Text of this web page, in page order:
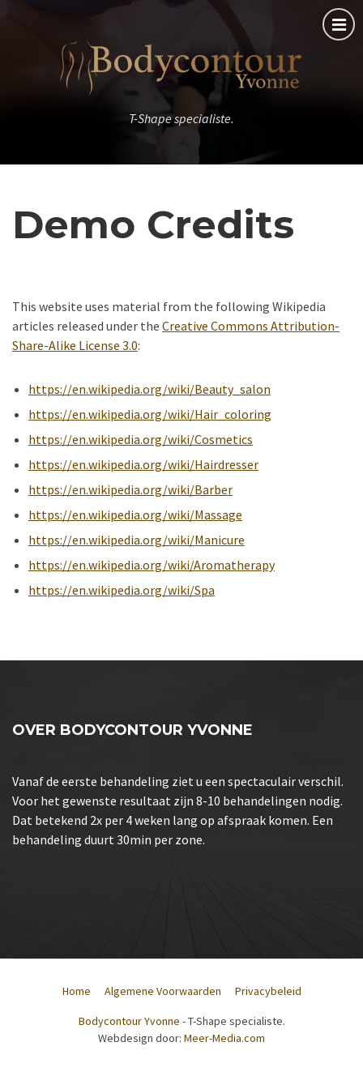
T-Shape specialiste.
Demo Credits
This website uses material from the following Wikipedia
articles released under the Creative Commons Attribution-
Share-Alike License 3.0:
https://en.wikipedia.org/wiki/Beauty_salon
https://en.wikipedia.org/wiki/Hair_coloring
https://en.wikipedia.org/wiki/Cosmetics
https://en.wikipedia.org/wiki/Hairdresser
https://en.wikipedia.org/wiki/Barber
https://en.wikipedia.org/wiki/Massage
https://en.wikipedia.org/wiki/Manicure
https://en.wikipedia.org/wiki/Aromatherapy
https://en.wikipedia.org/wiki/Spa
OVER BODYCONTOUR YVONNE
Vanaf de eerste behandeling ziet u een spectaculair verschil.
Voor het gewenste resultaat zijn 8-10 behandelingen nodig.
Dat betekend 2x per 4 weken lang op afspraak komen. Een
behandeling duurt 30min per zone.
Home Algemene Voorwaarden Privacybeleid
Bodycontour Yvonne - T-Shape specialiste.
Webdesign door: Meer-Media.com